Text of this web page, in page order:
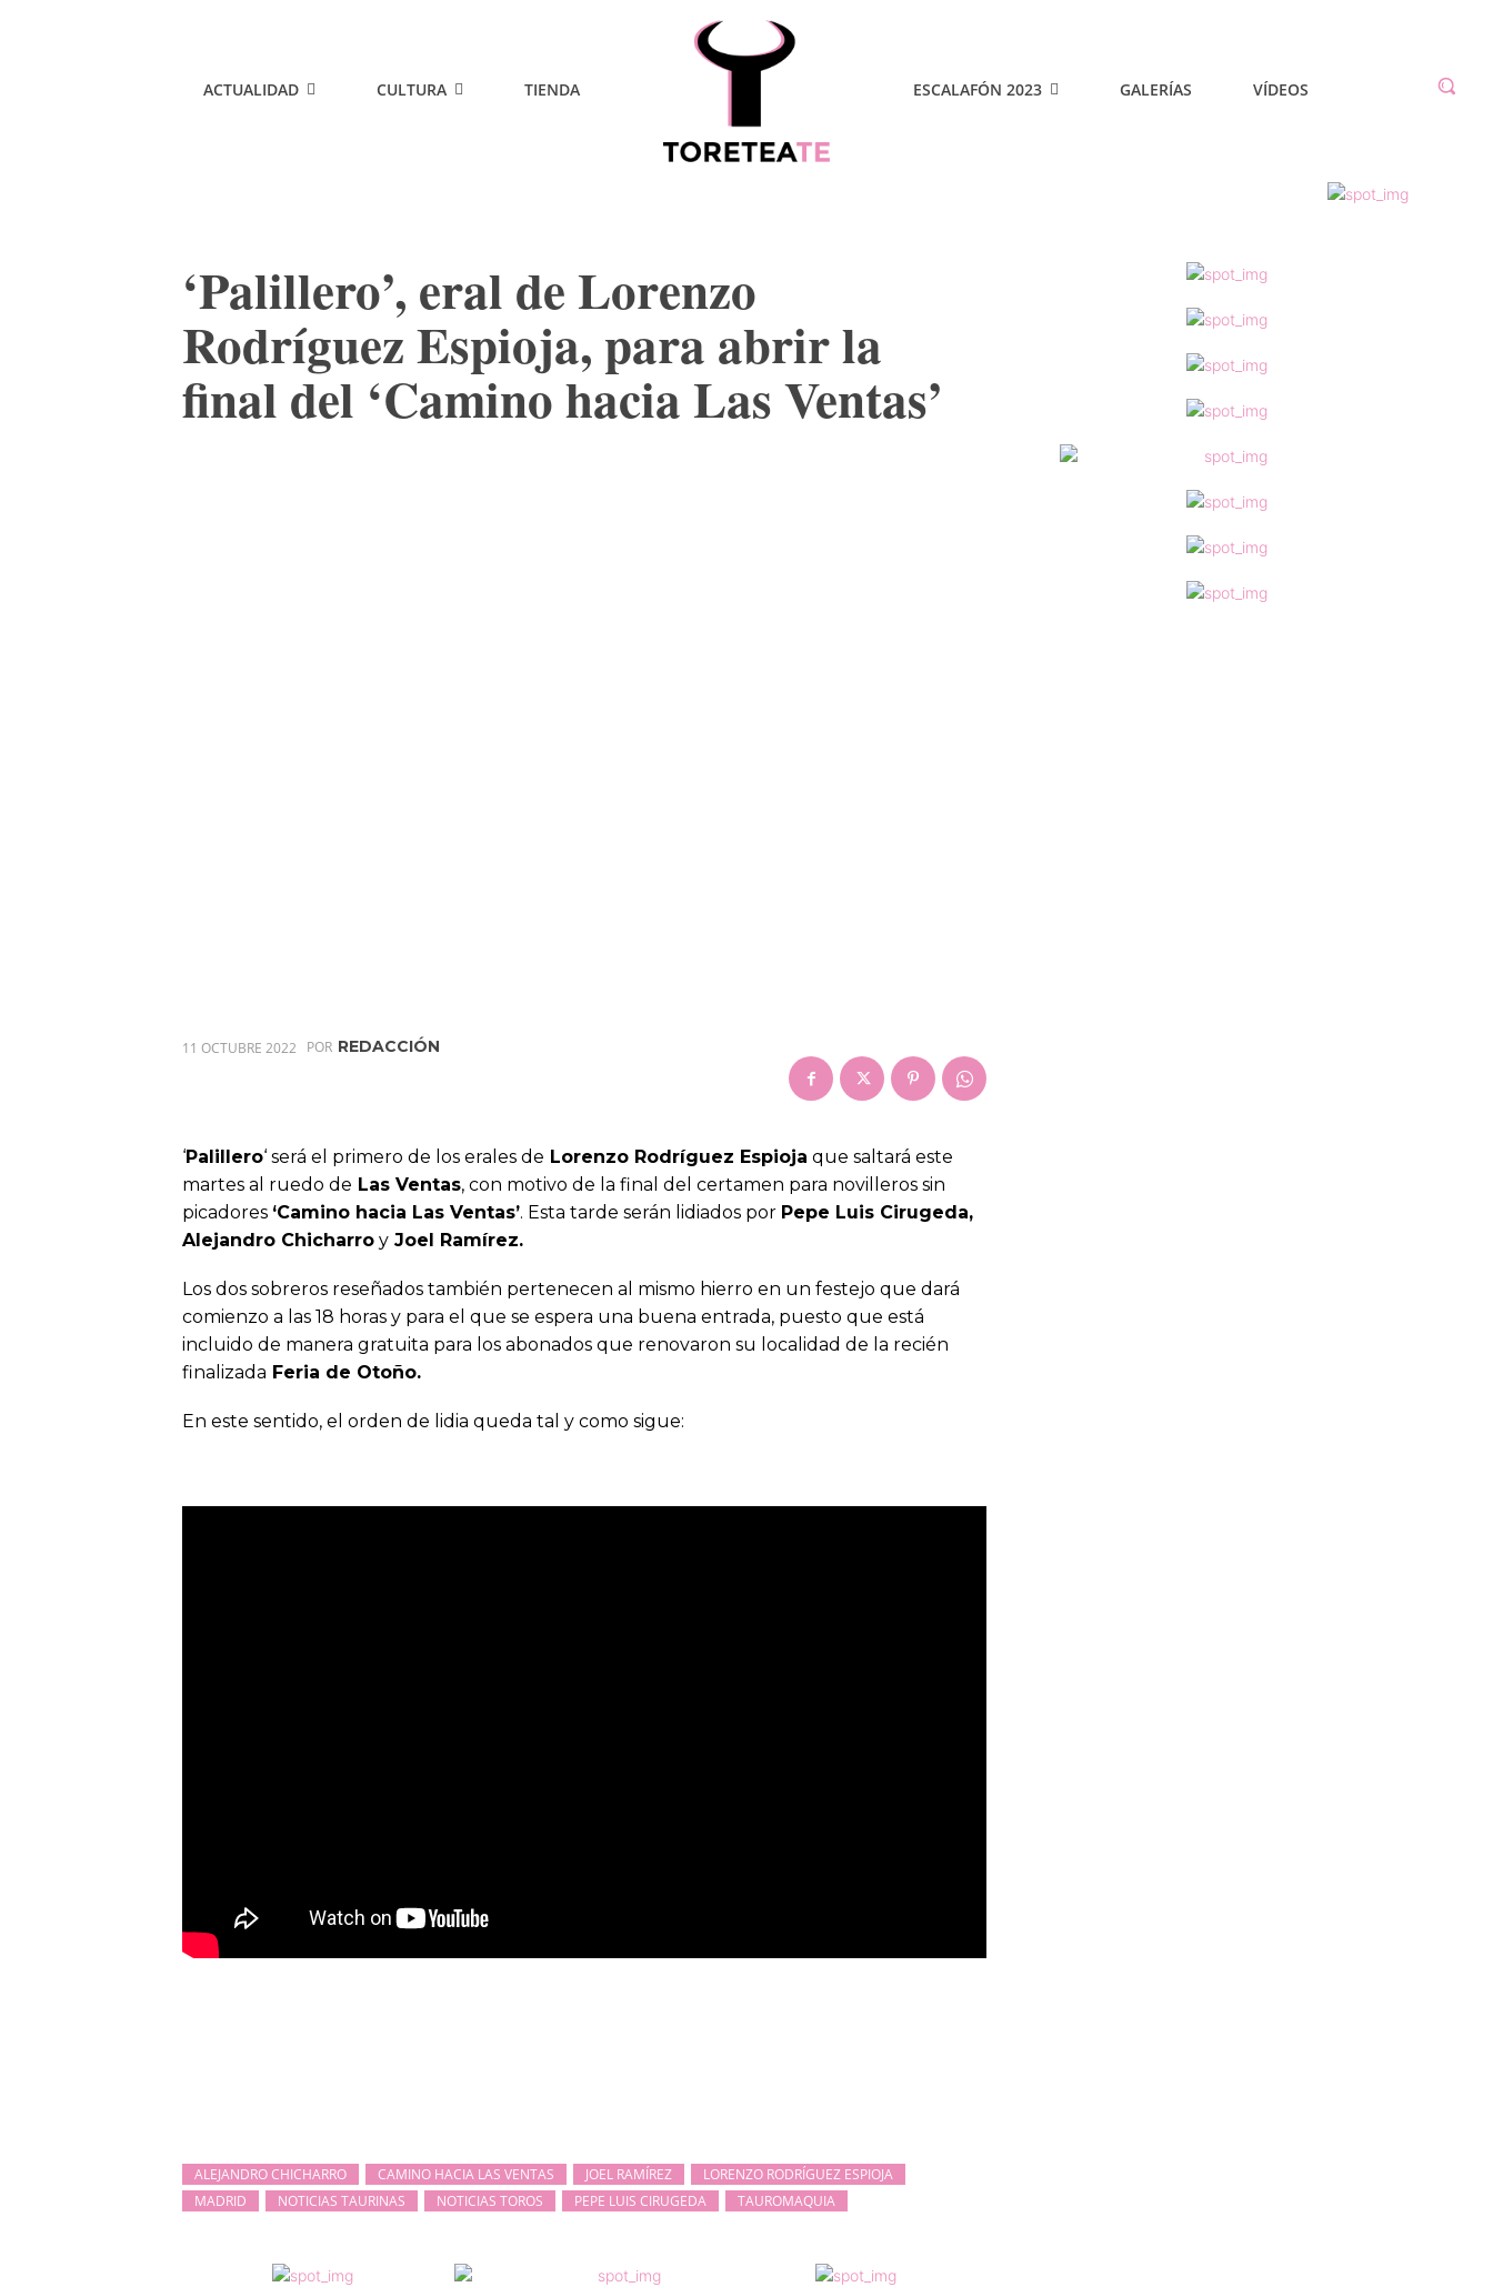
ACTUALIDAD CULTURA TIENDA ESCALAFÓN 2023 GALERÍAS VÍDEOS
‘Palillero’, eral de Lorenzo
Rodríguez Espioja, para abrir la
final del ‘Camino hacia Las Ventas’
11 OCTUBRE 2022 POR REDACCIÓN
‘Palillero‘ será el primero de los erales de Lorenzo Rodríguez Espioja que saltará este
martes al ruedo de Las Ventas, con motivo de la final del certamen para novilleros sin
picadores ‘Camino hacia Las Ventas’. Esta tarde serán lidiados por Pepe Luis Cirugeda,
Alejandro Chicharro y Joel Ramírez.
Los dos sobreros reseñados también pertenecen al mismo hierro en un festejo que dará
comienzo a las 18 horas y para el que se espera una buena entrada, puesto que está
incluido de manera gratuita para los abonados que renovaron su localidad de la recién
finalizada Feria de Otoño.
En este sentido, el orden de lidia queda tal y como sigue:
ALEJANDRO CHICHARRO CAMINO HACIA LAS VENTAS JOEL RAMÍREZ
LORENZO RODRÍGUEZ ESPIOJA
MADRID
NOTICIAS TAURINAS NOTICIAS TOROS PEPE LUIS CIRUGEDA TAUROMAQUIA